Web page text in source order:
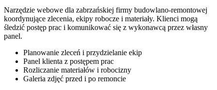
Narzędzie webowe dla zabrzańskiej firmy budowlano-remontowej
koordynujące zlecenia, ekipy robocze i materiały. Klienci mogą
śledzić postęp prac i komunikować się z wykonawcą przez własny
panel.
Planowanie zleceń i przydzielanie ekip
Panel klienta z postępem prac
Rozliczanie materiałów i robocizny
Galeria zdjęć przed i po remoncie